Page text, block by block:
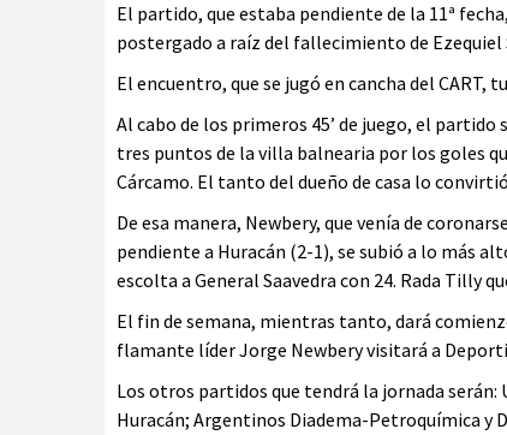
El partido, que estaba pendiente de la 11ª
postergado a raíz del fallecimiento de Ezequiel
El encuentro, que se jugó en cancha del CART,
Al cabo de los primeros 45’ de juego, el
tres puntos de la villa balnearia por los goles
Cárcamo. El tanto del dueño de casa lo
De esa manera, Newbery, que venía de
pendiente a Huracán (2-1), se subió a lo más
escolta a General Saavedra con 24. Rada Tilly
El fin de semana, mientras tanto, dará
flamante líder Jorge Newbery visitará a
Los otros partidos que tendrá la jornada serán:
Huracán; Argentinos Diadema-Petroquímica y